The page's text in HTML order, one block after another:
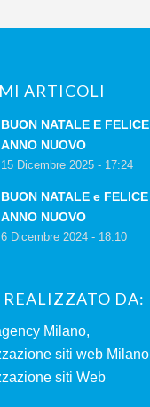
ARTICOLI
BUON NATALE E FELICE
ANNO NUOVO
15 Dicembre 2025 - 17:24
BUON NATALE e FELICE
ANNO NUOVO
6 Dicembre 2024 - 18:10
REALIZZATO DA:
Milano,
siti web Milano
siti Web